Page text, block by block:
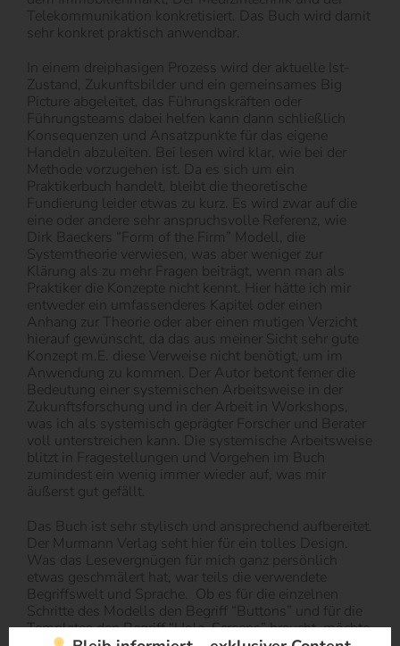
Telekommunikation konkretisiert. Das Buch wird damit
sehr konkret praktisch anwendbar.
In einem dreiphasigen Prozess wird der aktuelle Ist-
Zustand, Zukunftsbilder und ein gemeinsames Big
Picture abgeleitet, das Führungskräften oder
Führungsteams dabei helfen kann dann schließlich
Konsequenzen und Ansatzpunkte für das eigene
Handeln abzuleiten. Bei lesen wird klar, wie bei der
Methode vorzugehen ist. Da es sich um ein
Praktikerbuch handelt, bleibt die theoretische
Fundierung leider etwas zu kurz. Es wird zwar auf die
eine oder andere sehr anspruchsvolle Referenz, wie
Dirk Baeckers “Form of the Firm” Modell, die
Systemtheorie verwiesen, was aber weniger zur
Klärung als zu mehr Fragen beiträgt, wenn man als
Praktiker die Konzepte nicht kennt. Hier hätte ich mir
entweder ein umfassenderes Kapitel oder einen
Anhang zur Theorie oder aber einen mutigen Verzicht
hierauf gewünscht, da das aus meiner Sicht sehr gute
Konzept m.E. diese Verweise nicht benötigt, um im
Anwendung zu kommen. Der Autor betont ferner die
Bedeutung einer systemischen Arbeitsweise in der
Zukunftsforschung und in der Arbeit in Workshops,
was ich als systemisch geprägter Forscher und Berater
voll unterstreichen kann. Die systemische Arbeitsweise
blitzt in Fragestellungen und Vorgehen im Buch
zumindest ein wenig immer wieder auf, was mir
äußerst gut gefällt.
Das Buch ist sehr stylisch und ansprechend aufbereitet.
Der Murmann Verlag seht hier für ein tolles Design.
Was das Lesevergnügen für mich ganz persönlich
etwas geschmälert hat, war teils die verwendete
Begriffswelt und Sprache. Ob es für die einzelnen
Schritte des Modells den Begriff “Buttons” und für die
Templates den Begriff “Holo-Screens” braucht, möchte